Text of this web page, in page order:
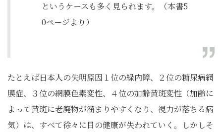
というケースも多く見られます。（本書5
0ページより）
たとえば日本人の失明原因１位の緑内障、２位の糖尿病網
膜症、３位の網膜色素変性、４位の加齢黄斑変性（加齢に
よって黄斑に老廃物が溜まりやすくなり、視力が落ちる病
気）は、すべて徐々に目の健康が失われていく。しかしそ